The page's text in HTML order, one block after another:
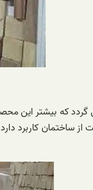
که بیشتر این
ساختمان کاربرد